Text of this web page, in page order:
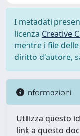
I metadati
licenza Creative
mentre i file
diritto d'autore,
Informazioni
Utilizza questo
link a questo